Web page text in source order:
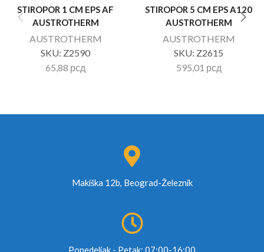
STIROPOR 1 CM EPS AF
AUSTROTHERM
AUSTROTHERM
SKU: Z2590
65,88 рсд
STIROPOR 5 CM EPS A120
AUSTROTHERM
AUSTROTHERM
SKU: Z2615
595,01 рсд
Makiška 12b, Beograd-Železnik
Ponedeljak - Petak: 07:00-16:00